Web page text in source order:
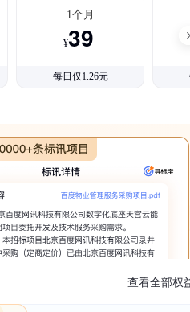
1个月
¥39
每日仅1.26元
查看全部权